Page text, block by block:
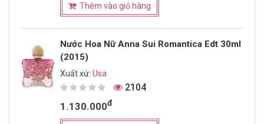
Thêm vào giỏ hàng
Nước Hoa Nữ Anna Sui Romantica Edt 30ml
(2015)
Xuất xứ:Usa
2104
1.130.000đ